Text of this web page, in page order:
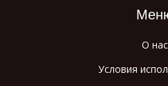
О нас
Условия